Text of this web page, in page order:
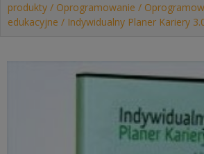
produkty / Oprogramowanie /
edukacyjne / Indywidualny Planer Kariery